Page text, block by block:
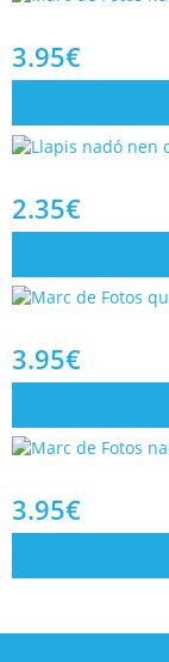
3.95€
2.35€
3.95€
3.95€